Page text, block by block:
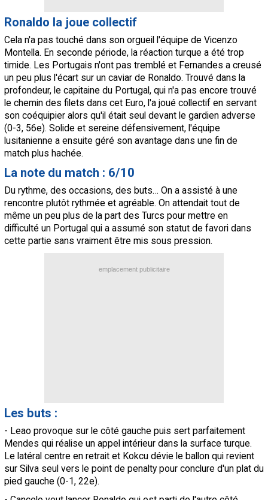
Ronaldo la joue collectif
Cela n'a pas touché dans son orgueil l'équipe de Vicenzo
Montella. En seconde période, la réaction turque a été trop
timide. Les Portugais n'ont pas tremblé et Fernandes a creusé
un peu plus l'écart sur un caviar de Ronaldo. Trouvé dans la
profondeur, le capitaine du Portugal, qui n'a pas encore trouvé
le chemin des filets dans cet Euro, l'a joué collectif en servant
son coéquipier alors qu'il était seul devant le gardien adverse
(0-3, 56e). Solide et sereine défensivement, l'équipe
lusitanienne a ensuite géré son avantage dans une fin de
match plus hachée.
La note du match : 6/10
Du rythme, des occasions, des buts… On a assisté à une
rencontre plutôt rythmée et agréable. On attendait tout de
même un peu plus de la part des Turcs pour mettre en
difficulté un Portugal qui a assumé son statut de favori dans
cette partie sans vraiment être mis sous pression.
emplacement publicitaire
Les buts :
- Leao provoque sur le côté gauche puis sert parfaitement
Mendes qui réalise un appel intérieur dans la surface turque.
Le latéral centre en retrait et Kokcu dévie le ballon qui revient
sur Silva seul vers le point de penalty pour conclure d'un plat du
pied gauche (0-1, 22e).